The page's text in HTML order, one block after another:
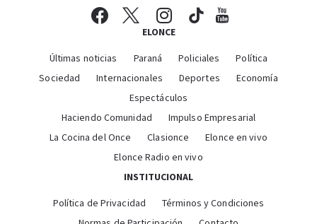
ELONCE
Últimas noticias Paraná Policiales
Política
Sociedad
Internacionales Deportes
Economía
Espectáculos
Haciendo Comunidad
Impulso Empresarial
La Cocina del Once
Clasionce
Elonce en vivo
Elonce Radio en vivo
INSTITUCIONAL
Política de Privacidad
Términos y Condiciones